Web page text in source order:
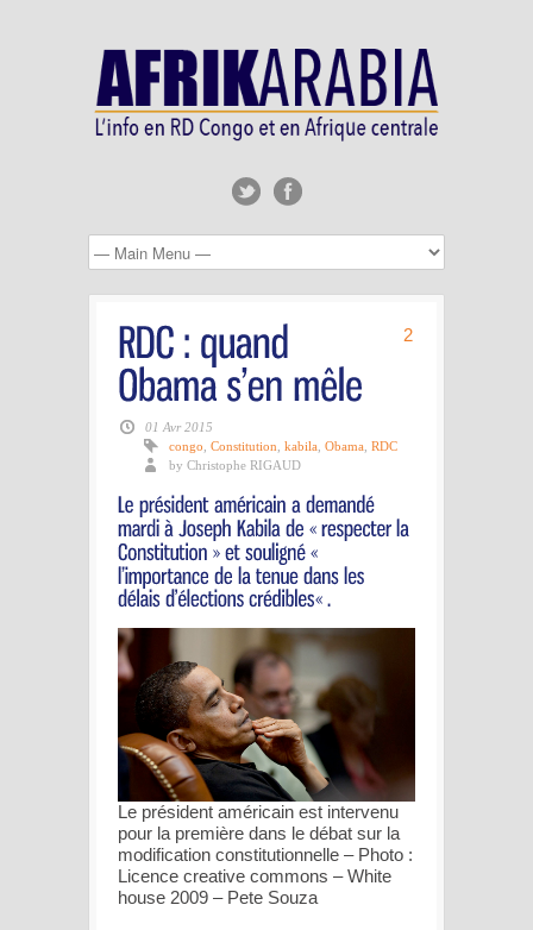
2
01 Avr 2015
congo Constitution kabila Obama RDC
by Christophe RIGAUD
Le président américain est intervenu
pour la première dans le débat sur la
modification constitutionnelle – Photo :
Licence creative commons – White
house 2009 – Pete Souza